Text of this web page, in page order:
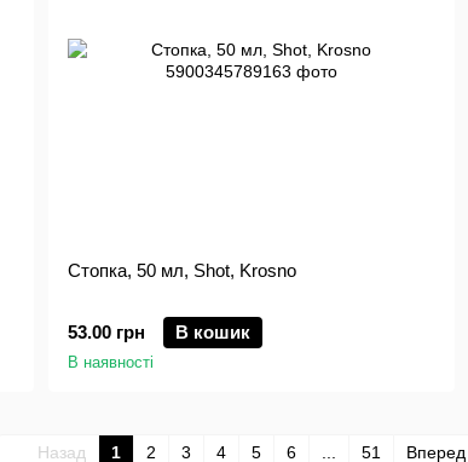
Стопка, 50 мл, Shot, Krosno
53.00 грн В кошик
В наявності
Назад 1 2 3 4 5 6 51 Вперед